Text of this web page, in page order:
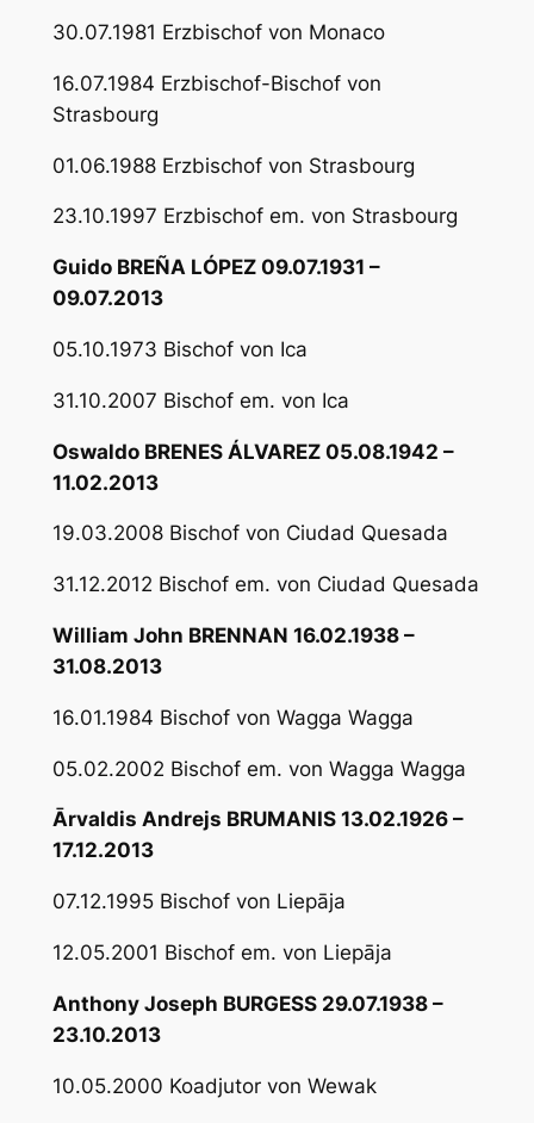
30.07.1981 Erzbischof von Monaco
16.07.1984 Erzbischof-Bischof von
Strasbourg
01.06.1988 Erzbischof von Strasbourg
23.10.1997 Erzbischof em. von Strasbourg
Guido BREÑA LÓPEZ 09.07.1931 –
09.07.2013
05.10.1973 Bischof von Ica
31.10.2007 Bischof em. von Ica
Oswaldo BRENES ÁLVAREZ 05.08.1942 –
11.02.2013
19.03.2008 Bischof von Ciudad Quesada
31.12.2012 Bischof em. von Ciudad Quesada
William John BRENNAN 16.02.1938 –
31.08.2013
16.01.1984 Bischof von Wagga Wagga
05.02.2002 Bischof em. von Wagga Wagga
Ārvaldis Andrejs BRUMANIS 13.02.1926 –
17.12.2013
07.12.1995 Bischof von Liepāja
12.05.2001 Bischof em. von Liepāja
Anthony Joseph BURGESS 29.07.1938 –
23.10.2013
10.05.2000 Koadjutor von Wewak